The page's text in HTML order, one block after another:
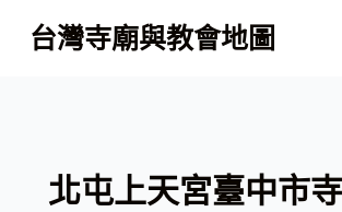
跳
至
台灣寺廟與教會地圖
北屯上天宮臺中市